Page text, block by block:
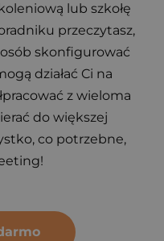
lub szkołę
przeczytasz,
skonfigurować
działać Ci na
z wieloma
do większej
co potrzebne,